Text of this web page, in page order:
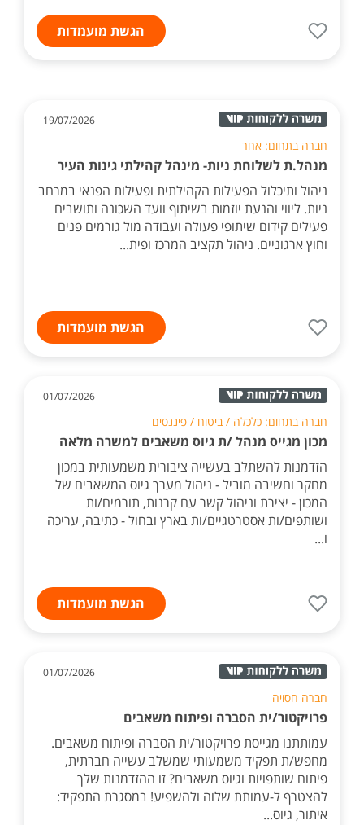
הגשת מועמדות
19/07/2026
חברה בתחום: אחר
מנהל.ת לשלוחת ניות- מינהל קהילתי גינות העיר
ניהול ותיכלול הפעילות הקהילתית ופעילות הפנאי במרחב
ניות. ליווי והנעת יוזמות בשיתוף וועד השכונה ותושבים
פעילים קידום שיתופי פעולה ועבודה מול גורמים פנים
וחוץ ארגוניים. ניהול תקציב המרכז ופית...
הגשת מועמדות
01/07/2026
חברה בתחום: כלכלה / ביטוח / פיננסים
מכון מגייס מנהל /ת גיוס משאבים למשרה מלאה
הזדמנות להשתלב בעשייה ציבורית משמעותית במכון
מחקר וחשיבה מוביל - ניהול מערך גיוס המשאבים של
המכון - יצירת וניהול קשר עם קרנות, תורמים/ות
ושותפים/ות אסטרטגיים/ות בארץ ובחול - כתיבה, עריכה
ו...
הגשת מועמדות
01/07/2026
חברה חסויה
פרויקטור/ית הסברה ופיתוח משאבים
עמותתנו מגייסת פרויקטור/ית הסברה ופיתוח משאבים.
מחפש/ת תפקיד משמעותי שמשלב עשייה חברתית,
פיתוח שותפויות וגיוס משאבים? זו ההזדמנות שלך
להצטרף ל-עמותת שלוה ולהשפיע! במסגרת התפקיד:
איתור, גיוס...